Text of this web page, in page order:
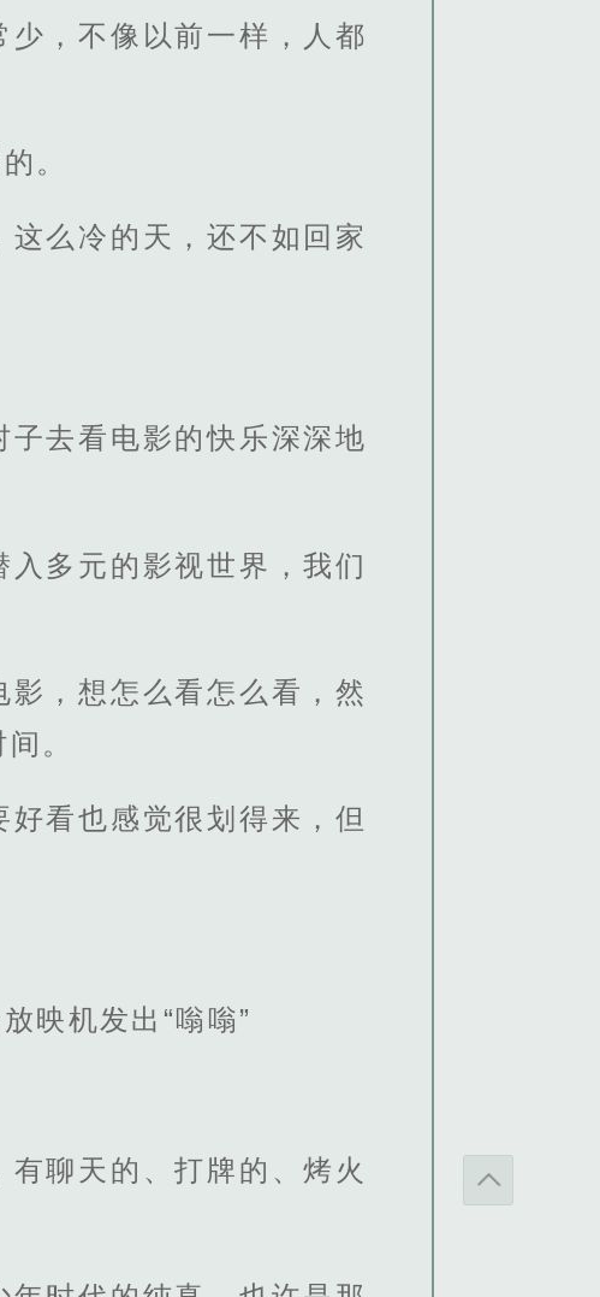
，不像以前一样，人都
。
么冷的天，还不如回家
去看电影的快乐深深地
多元的影视世界，我们
，想怎么看怎么看，然
。
看也感觉很划得来，但
映机发出“嗡嗡”
聊天的、打牌的、烤火